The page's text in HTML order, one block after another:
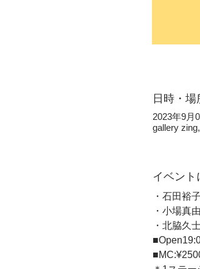
日時・場
2023年9月
gallery
イベント
・石田裕
・小場真
・北脇久